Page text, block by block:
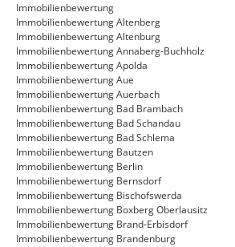
Immobilienbewertung
Immobilienbewertung Altenberg
Immobilienbewertung Altenburg
Immobilienbewertung Annaberg-Buchholz
Immobilienbewertung Apolda
Immobilienbewertung Aue
Immobilienbewertung Auerbach
Immobilienbewertung Bad Brambach
Immobilienbewertung Bad Schandau
Immobilienbewertung Bad Schlema
Immobilienbewertung Bautzen
Immobilienbewertung Berlin
Immobilienbewertung Bernsdorf
Immobilienbewertung Bischofswerda
Immobilienbewertung Boxberg Oberlausitz
Immobilienbewertung Brand-Erbisdorf
Immobilienbewertung Brandenburg